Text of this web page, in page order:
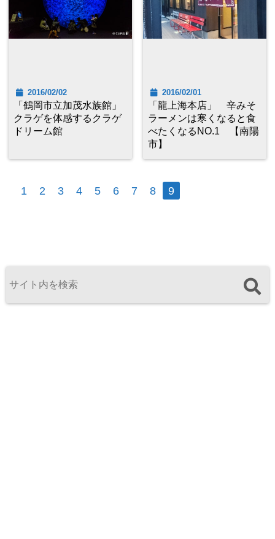
2016/02/02
「鶴岡市立加茂水族館」
クラゲを体感するクラゲ
ドリーム館
2016/02/01
「龍上海本店」 辛みそ
ラーメンは寒くなると食
べたくなるNO.1 【南陽
市】
1 2 3 4 5 6 7 8 9